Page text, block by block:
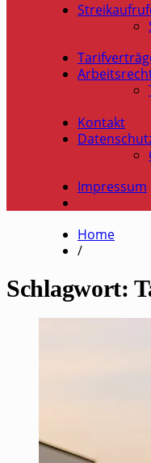
Kontakt
Impressum
Home
/
Schlagwort: